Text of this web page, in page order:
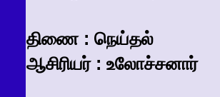
திணை : நெய்தல்
ஆசிரியர் : உலோச்சனார்